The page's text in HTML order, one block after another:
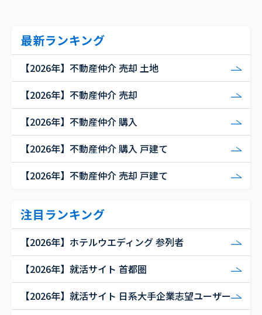
最新ランキング
【2026年】不動産仲介 売却 土地
【2026年】不動産仲介 売却
【2026年】不動産仲介 購入
【2026年】不動産仲介 購入 戸建て
【2026年】不動産仲介 売却 戸建て
注目ランキング
【2026年】ホテルウエディング 参列者
【2026年】就活サイト 首都圏
【2026年】就活サイト 日系大手企業志望ユーザー